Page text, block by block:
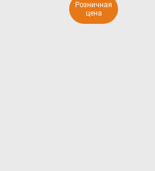
Розничная
цена